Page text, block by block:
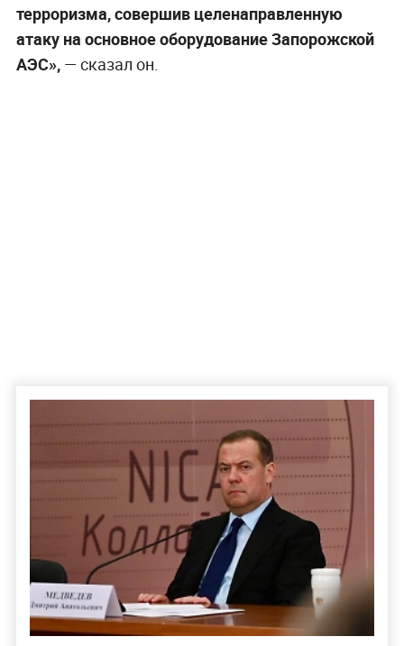
терроризма, совершив целенаправленную
атаку на основное оборудование Запорожской
АЭС»,— сказал он.